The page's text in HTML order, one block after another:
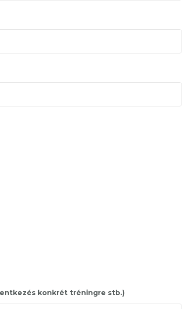
konkrét tréningre stb.)